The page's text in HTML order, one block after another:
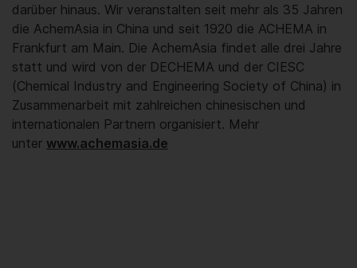
darüber hinaus. Wir veranstalten seit mehr als 35 Jahren
die AchemAsia in China und seit 1920 die ACHEMA in
Frankfurt am Main. Die AchemAsia findet alle drei Jahre
statt und wird von der DECHEMA und der CIESC
(Chemical Industry and Engineering Society of China) in
Zusammenarbeit mit zahlreichen chinesischen und
internationalen Partnern organisiert. Mehr
unter www.achemasia.de